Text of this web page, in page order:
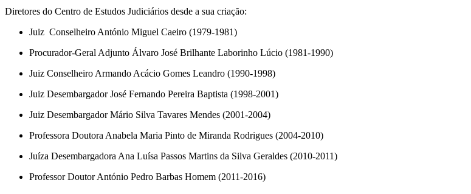
Diretores do Centro de Estudos Judiciários desde a sua criação:
Juiz Conselheiro António Miguel Caeiro (1979-1981)
Procurador-Geral Adjunto Álvaro José Brilhante Laborinho Lúcio (1981-1990)
Juiz Conselheiro Armando Acácio Gomes Leandro (1990-1998)
Juiz Desembargador José Fernando Pereira Baptista (1998-2001)
Juiz Desembargador Mário Silva Tavares Mendes (2001-2004)
Professora Doutora Anabela Maria Pinto de Miranda Rodrigues (2004-2010)
Juíza Desembargadora Ana Luísa Passos Martins da Silva Geraldes (2010-2011)
Professor Doutor António Pedro Barbas Homem (2011-2016)